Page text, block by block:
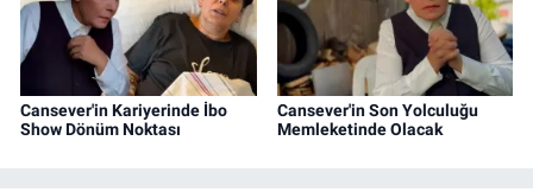
Cansever'in Kariyerinde İbo
Show Dönüm Noktası
Cansever'in Son Yolculuğu
Memleketinde Olacak